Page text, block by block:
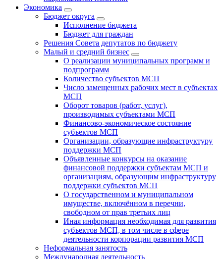
Экономика
Бюджет округa
Исполнение бюджета
Бюджет для граждан
Решения Совета депутатов по бюджету
Малый и средний бизнес
О реализации муниципальных программ и
подпрограмм
Количество субъектов МСП
Число замещенных рабочих мест в субъектах
МСП
Оборот товаров (работ, услуг),
производимых субъектами МСП
Финансово-экономическое состояние
субъектов МСП
Организации, образующие инфраструктуру
поддержки МСП
Объявленные конкурсы на оказание
финансовой поддержки субъектам МСП и
организациям, образующим инфраструктуру
поддержки субъектов МСП
О государственном и муниципальном
имуществе, включённом в перечни,
свободном от прав третьих лиц
Иная информация необходимая для развития
субъектов МСП, в том числе в сфере
деятельности корпорации развития МСП
Неформальная занятость
Международная деятельность